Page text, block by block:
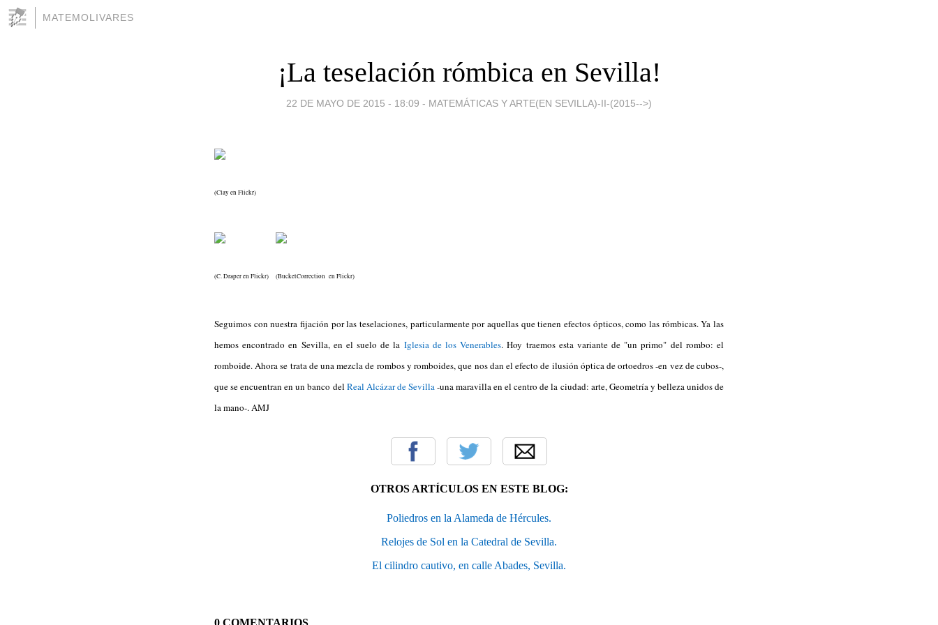
MATEMOLIVARES
¡La teselación rómbica en Sevilla!
22 DE MAYO DE 2015 - 18:09 - MATEMÁTICAS Y ARTE(EN SEVILLA)-II-(2015-->)
(Clay en Flickr)
(C. Draper en Flickr) (BucketCorrection en Flickr)
Seguimos con nuestra fijación por las teselaciones, particularmente por aquellas que tienen efectos ópticos, como las rómbicas. Ya las
hemos encontrado en Sevilla, en el suelo de la Iglesia de los Venerables. Hoy traemos esta variante de "un primo" del rombo: el
romboide. Ahora se trata de una mezcla de rombos y romboides, que nos dan el efecto de ilusión óptica de ortoedros -en vez de cubos-,
que se encuentran en un banco del Real Alcázar de Sevilla-una maravilla en el centro de la ciudad: arte, Geometría y belleza unidos de
la mano-. AMJ
OTROS ARTÍCULOS EN ESTE BLOG:
Poliedros en la Alameda de Hércules.
Relojes de Sol en la Catedral de Sevilla.
El cilindro cautivo, en calle Abades, Sevilla.
0 COMENTARIOS